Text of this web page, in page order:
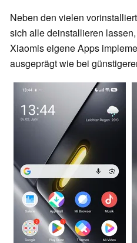
Neben den vielen
sich alle deinstallieren
Xiaomis eigene Apps
ausgeprägt wie bei